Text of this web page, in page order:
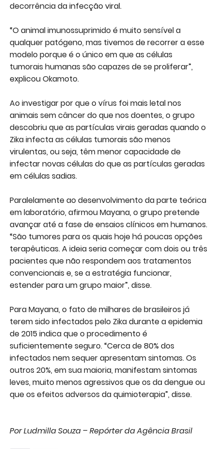
decorrência da infecção viral.
“O animal imunossuprimido é muito sensível a
qualquer patógeno, mas tivemos de recorrer a esse
modelo porque é o único em que as células
tumorais humanas são capazes de se proliferar”,
explicou Okamoto.
Ao investigar por que o vírus foi mais letal nos
animais sem câncer do que nos doentes, o grupo
descobriu que as partículas virais geradas quando o
Zika infecta as células tumorais são menos
virulentas, ou seja, têm menor capacidade de
infectar novas células do que as partículas geradas
em células sadias.
Paralelamente ao desenvolvimento da parte teórica
em laboratório, afirmou Mayana, o grupo pretende
avançar até a fase de ensaios clínicos em humanos.
“São tumores para os quais hoje há poucas opções
terapêuticas. A ideia seria começar com dois ou três
pacientes que não respondem aos tratamentos
convencionais e, se a estratégia funcionar,
estender para um grupo maior”, disse.
Para Mayana, o fato de milhares de brasileiros já
terem sido infectados pelo Zika durante a epidemia
de 2015 indica que o procedimento é
suficientemente seguro. “Cerca de 80% dos
infectados nem sequer apresentam sintomas. Os
outros 20%, em sua maioria, manifestam sintomas
leves, muito menos agressivos que os da dengue ou
que os efeitos adversos da quimioterapia”, disse.
Por Ludmilla Souza – Repórter da Agência Brasil